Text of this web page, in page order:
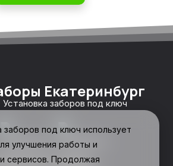
Екатеринбург
Установка заборов под ключ
заборов под ключ использует
улучшения работы и
сервисов. Продолжая